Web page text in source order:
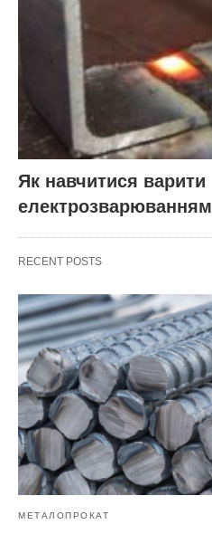
Як навчитися варити
електрозварюванням
RECENT POSTS
МЕТАЛОПРОКАТ